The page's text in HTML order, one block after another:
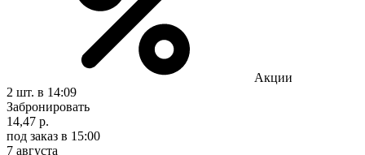
Акции
2 шт. в 14:09
Забронировать
14,47 р.
под заказ в 15:00
7 августа